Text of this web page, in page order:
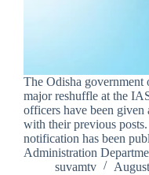
The Odisha government
major reshuffle at the
officers have been
with their previous
notification has been
Administration
suvamtv